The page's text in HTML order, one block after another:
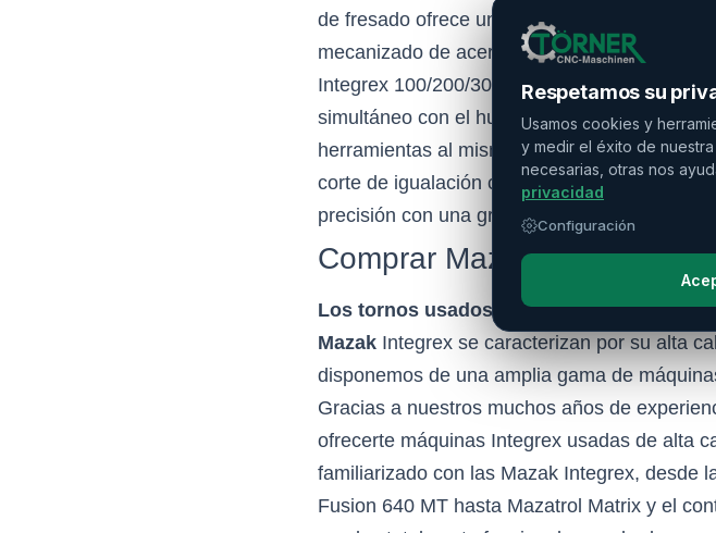
de fresado ofrece un rendimiento
mecanizado de acero como en el
Integrex 100/200/300/400 ST usada con
simultáneo con el husillo de fresado y la
herramientas al mismo tiempo. En el
corte de igualación con el husillo de fresado
precisión con una gran calidad superficial y
Comprar Mazak Integrex de
Los tornos usados del fabricante Yamazaki
Mazak Integrex se caracterizan por su alta
disponemos de una amplia gama de
Gracias a nuestros muchos años de
ofrecerte máquinas Integrex usadas de alta
familiarizado con las Mazak Integrex, desde
Fusion 640 MT hasta Mazatrol Matrix y el
Respetamos su
Usamos cookies y
y medir el éxito de
necesarias, otras nos
privacidad
Configuración